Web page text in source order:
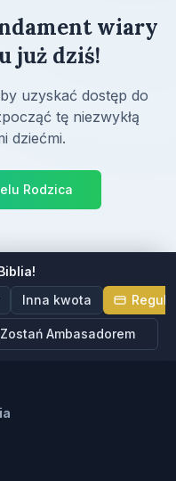
wiary
już dziś!
uzyskać dostęp do
tę niezwykłą
dziećmi.
Rodzica
Inna kwota
Zostań Ambasadorem